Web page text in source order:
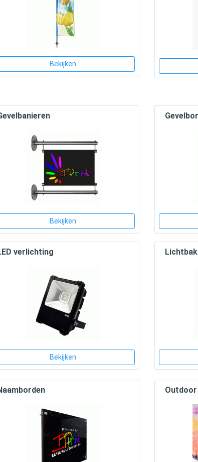
Bekijken
Bekijken
verlichting
Bekijken